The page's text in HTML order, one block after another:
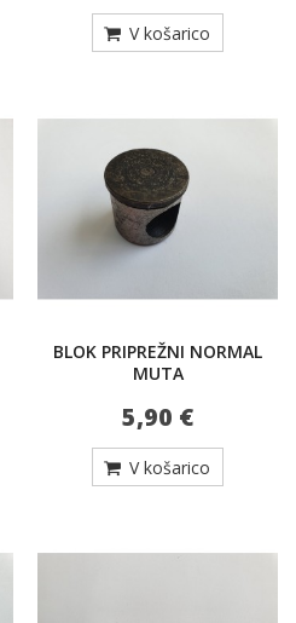
V košarico
BLOK PRIPREŽNI NORMAL
MUTA
5,90 €
V košarico